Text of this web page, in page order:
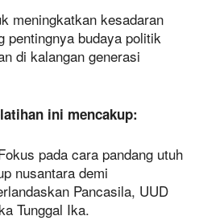
meningkatkan kesadaran
pentingnya budaya politik
di kalangan generasi
ini mencakup:
pada cara pandang utuh
nusantara demi
Pancasila, UUD
Tunggal Ika.